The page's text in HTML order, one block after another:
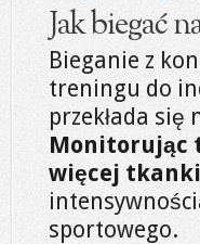
Jak biegać
Bieganie z
treningu do
przekłada się
Monitorując
więcej tkanki
sportowego.